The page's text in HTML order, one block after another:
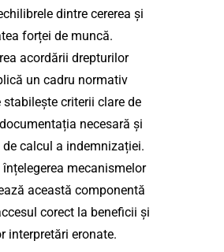
dintre cererea și
forței de muncă.
acordării drepturilor
un cadru normativ
stabilește criterii clare de
necesară și
calcul a indemnizației.
înțelegerea mecanismelor
această componentă
corect la beneficii și
interpretări eronate.